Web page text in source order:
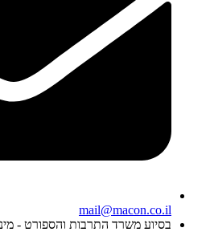
mail@macon.co.il
בסיוע משרד התרבות והספורט -